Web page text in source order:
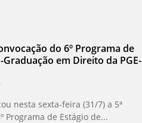
do 6º Programa de
Graduação em Direito da PGE-
nesta sexta-feira (31/7) a 5ª
Programa de Estágio de...